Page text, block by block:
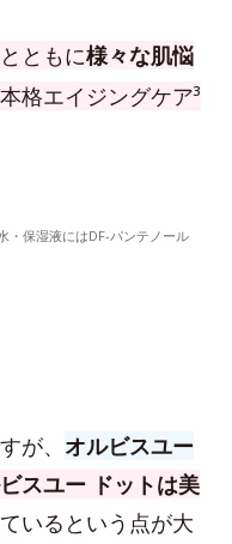
ともに様々な肌悩
格エイジングケア³
・保湿液にはDF-パンテノール
が、 オルビスユー
スユー ドットは美
いるという点が大